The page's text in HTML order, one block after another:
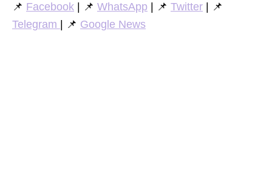
📌 Facebook | 📌 WhatsApp | 📌 Twitter | 📌
Telegram
| 📌 Google News